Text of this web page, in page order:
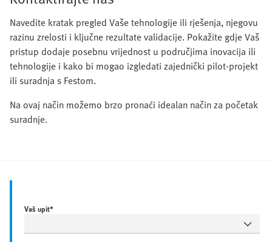
Navedite kratak pregled Vaše tehnologije ili rješenja, njegovu
razinu zrelosti i ključne rezultate validacije. Pokažite gdje Vaš
pristup dodaje posebnu vrijednost u područjima inovacija ili
tehnologije i kako bi mogao izgledati zajednički pilot-projekt
ili suradnja s Festom.
Na ovaj način možemo brzo pronaći idealan način za početak
suradnje.
Vaš upit*